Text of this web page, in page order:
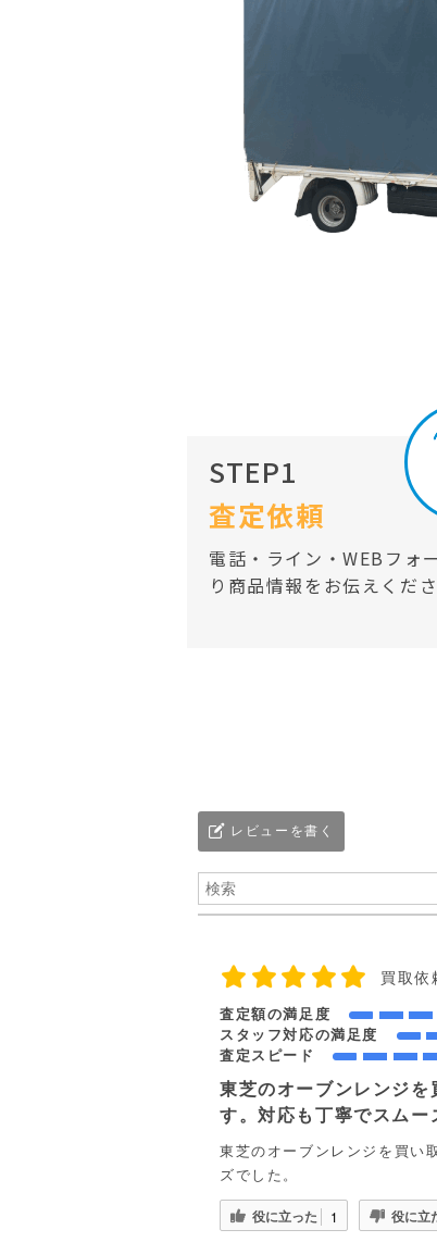
STEP1
査定依頼
電話・ライン・WEBフォ
り商品情報をお伝えくださ
レビューを書く
買取依
査定額の満足度
スタッフ対応の満足度
査定スピード
東芝のオーブンレンジ
す。対応も丁寧でスムー
東芝のオーブンレンジを買い
ズでした。
役に立った 1 役に立